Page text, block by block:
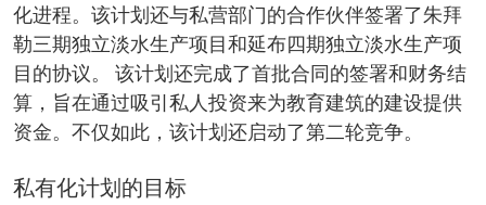
化进程。该计划还与私营部门的合作伙伴签署了朱拜
勒三期独立淡水生产项目和延布四期独立淡水生产项
目的协议。 该计划还完成了首批合同的签署和财务结
算，旨在通过吸引私人投资来为教育建筑的建设提供
资金。不仅如此，该计划还启动了第二轮竞争。
私有化计划的目标